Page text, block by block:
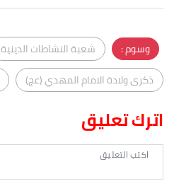
وسوم : شعبة النشاطات الدينية
ذكرى ولادة الامام المهدي (عج)
اترك تعليق